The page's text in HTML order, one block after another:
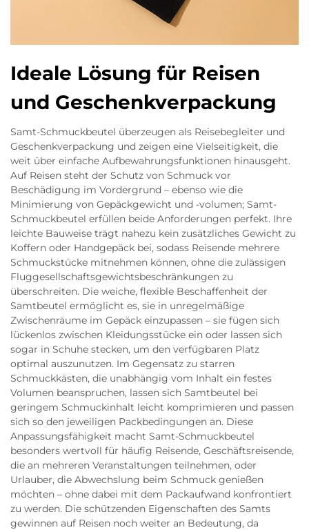
Ideale Lösung für Reisen
und Geschenkverpackung
Samt-Schmuckbeutel überzeugen als Reisebegleiter und
Geschenkverpackung und zeigen eine Vielseitigkeit, die
weit über einfache Aufbewahrungsfunktionen hinausgeht.
Auf Reisen steht der Schutz von Schmuck vor
Beschädigung im Vordergrund – ebenso wie die
Minimierung von Gepäckgewicht und -volumen; Samt-
Schmuckbeutel erfüllen beide Anforderungen perfekt. Ihre
leichte Bauweise trägt nahezu kein zusätzliches Gewicht zu
Koffern oder Handgepäck bei, sodass Reisende mehrere
Schmuckstücke mitnehmen können, ohne die zulässigen
Fluggesellschaftsgewichtsbeschränkungen zu
überschreiten. Die weiche, flexible Beschaffenheit der
Samtbeutel ermöglicht es, sie in unregelmäßige
Zwischenräume im Gepäck einzupassen – sie fügen sich
lückenlos zwischen Kleidungsstücke ein oder lassen sich
sogar in Schuhe stecken, um den verfügbaren Platz
optimal auszunutzen. Im Gegensatz zu starren
Schmuckkästen, die unabhängig vom Inhalt ein festes
Volumen beanspruchen, lassen sich Samtbeutel bei
geringem Schmuckinhalt leicht komprimieren und passen
sich so den jeweiligen Packbedingungen an. Diese
Anpassungsfähigkeit macht Samt-Schmuckbeutel
besonders wertvoll für häufig Reisende, Geschäftsreisende,
die an mehreren Veranstaltungen teilnehmen, oder
Urlauber, die Abwechslung beim Schmuck genießen
möchten – ohne dabei mit dem Packaufwand konfrontiert
zu werden. Die schützenden Eigenschaften des Samts
gewinnen auf Reisen noch weiter an Bedeutung, da